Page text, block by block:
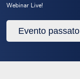
Webinar Live!
Questo
evento
è
Evento passato